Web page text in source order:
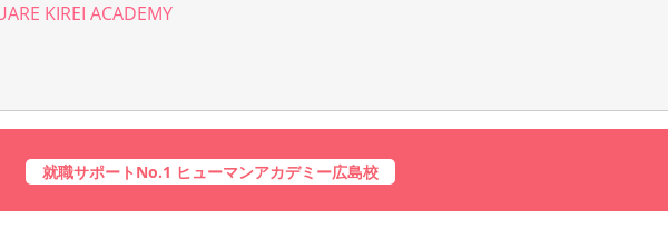
KIREI ACADEMY
就職サポートNo.1 ヒューマンアカデミー広島校